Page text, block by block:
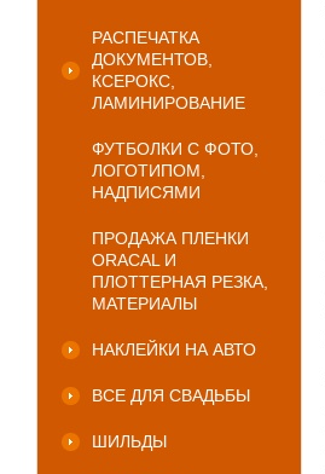
РАСПЕЧАТКА
ДОКУМЕНТОВ,
КСЕРОКС,
ЛАМИНИРОВАНИЕ
ФУТБОЛКИ С ФОТО,
ЛОГОТИПОМ,
НАДПИСЯМИ
ПРОДАЖА ПЛЕНКИ
ORACAL И
ПЛОТТЕРНАЯ РЕЗКА,
МАТЕРИАЛЫ
НАКЛЕЙКИ НА АВТО
ВСЕ ДЛЯ СВАДЬБЫ
ШИЛЬДЫ